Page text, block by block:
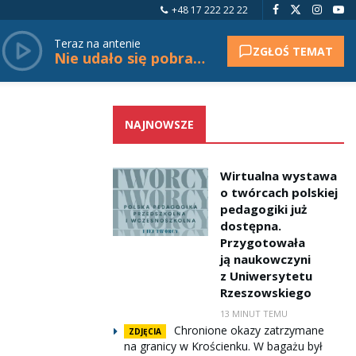
+48 17 222 22 22
Teraz na antenie
Nie udało się pobrać tytułu. ZGŁOŚ TEMAT
NAJNOWSZE
Wirtualna wystawa
o twórcach polskiej
pedagogiki już
dostępna.
Przygotowała
ją naukowczyni
z Uniwersytetu
Rzeszowskiego
13 MINUT TEMU
ZDJĘCIA
Chronione okazy zatrzymane
na granicy w Krościenku. W bagażu był